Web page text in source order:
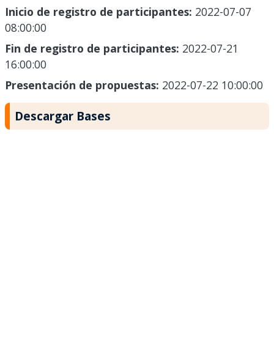
Inicio de registro de participantes: 2022-07-07
08:00:00
Fin de registro de participantes: 2022-07-21
16:00:00
Presentación de propuestas: 2022-07-22 10:00:00
Descargar Bases